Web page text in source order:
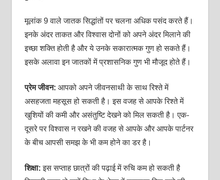
मूलांक 9 वाले जातक सिद्धांतों पर चलना अधिक पसंद करते हैं।
इनके अंदर ताकत और विश्‍वास दोनों को अपने अंदर मिलाने की
इच्‍छा शक्‍ति होती है और ये उनके सकारात्‍मक गुण हो सकते हैं।
इसके अलावा इन जातकों में प्रशासनिक गुण भी मौजूद होते हैं।
प्रेम जीवन: आपको अपने जीवनसाथी के साथ रिश्‍ते में
असहजता महसूस हो सकती है। इस वजह से आपके रिश्‍ते में
खुशियों की कमी और असंतुष्टि देखने को मिल सकती है। एक-
दूसरे पर विश्‍वास न रखने की वजह से आपके और आपके पार्टनर
के बीच आपसी समझ के भी कम होने का डर है।
शिक्षा:इस सप्‍ताह छात्रों की पढ़ाई में रुचि कम हो सकती है